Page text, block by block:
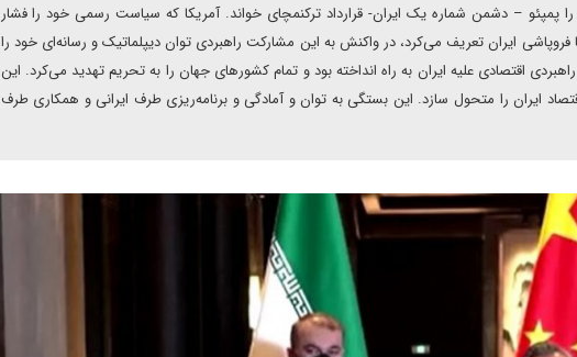
پمپئو – دشمن شماره یک ایران- قرارداد ترکنمچای خواند. آمریکا که سیاست رسمی خود را فشار
ایران تعریف می‌کرد، در واکنش به این مشارکت راهبردی توان دیپلماتیک و رسانه‌ای خود را
اقتصادی علیه ایران به راه انداخته بود و تمام کشورهای جهان را به تحریم تهدید می‌کرد. این
ایران را متحول سازد. این بستگی به توان و آمادگی و برنامه‌ریزی طرف ایرانی و همکاری طرف